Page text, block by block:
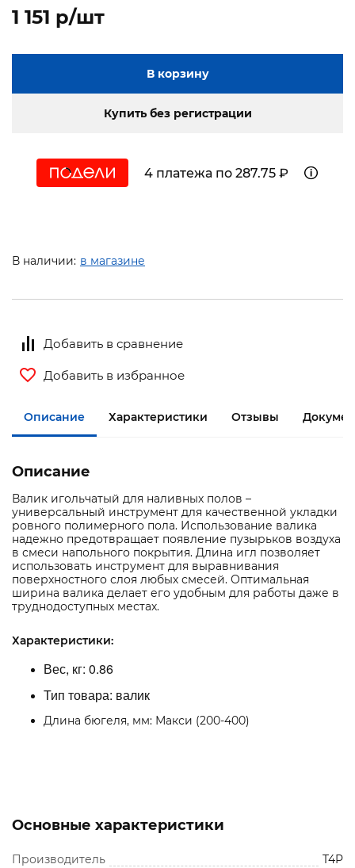
1 151 p/шт
В корзину
Купить без регистрации
4 платежа по 287.75 ₽
В наличии: в магазине
Добавить в сравнение
Добавить в избранное
Описание Характеристики Отзывы
Описание
Валик игольчатый для наливных полов –
универсальный инструмент для качественной укладки
ровного полимерного пола. Использование валика
надежно предотвращает появление пузырьков воздуха
в смеси напольного покрытия. Длина игл позволяет
использовать инструмент для выравнивания
поверхностного слоя любых смесей. Оптимальная
ширина валика делает его удобным для работы даже в
труднодоступных местах.
Характеристики:
Вес, кг: 0.86
Тип товара: валик
Длина бюгеля, мм: Макси (200-400)
Основные характеристики
Производитель
T4P